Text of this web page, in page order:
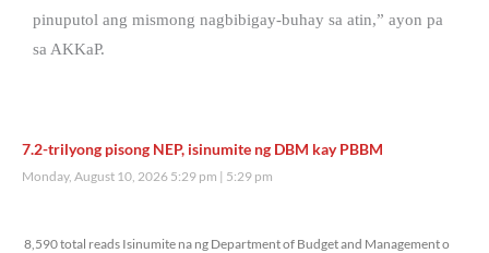
pinuputol ang mismong nagbibigay-buhay sa atin,” ayon pa
sa AKKaP.
7.2-trilyong pisong NEP, isinumite ng DBM kay PBBM
Monday, August 10, 2026 5:29 pm 5:29 pm
8,590 total reads Isinumite na ng Department of Budget and Management o